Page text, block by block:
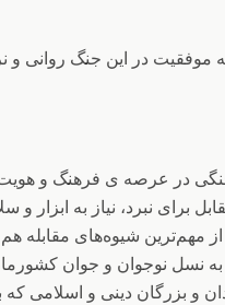
موفقیت در این جنگ روانی و
در عرصه ی فرهنگ و
برای نبرد، نیاز به ابزار و
از مهم‌ترین شیوه‌های مقابله
به نسل نوجوان و جوان
و بزرگان دینی و اسلامی که